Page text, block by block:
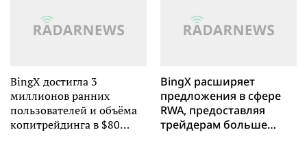
BingX достигла 3
миллионов ранних
пользователей и объёма
копитрейдинга в $80
BingX расширяет
предложения в сфере
RWA, предоставляя
трейдерам больше